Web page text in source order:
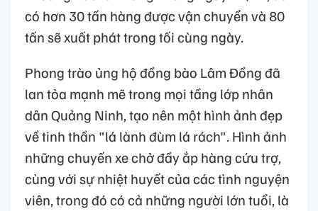
có hơn 30 tấn hàng được vận chuyển và 80
tấn sẽ xuất phát trong tối cùng ngày.
Phong trào ủng hộ đồng bào Lâm Đồng đã
lan tỏa mạnh mẽ trong mọi tầng lớp nhân
dân Quảng Ninh, tạo nên một hình ảnh đẹp
về tinh thần "lá lành đùm lá rách". Hình ảnh
những chuyến xe chở đầy ắp hàng cứu trợ,
cùng với sự nhiệt huyết của các tình nguyện
viên, trong đó có cả những người lớn tuổi, là